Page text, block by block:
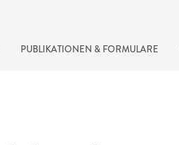
PUBLIKATIONEN & FORMULARE